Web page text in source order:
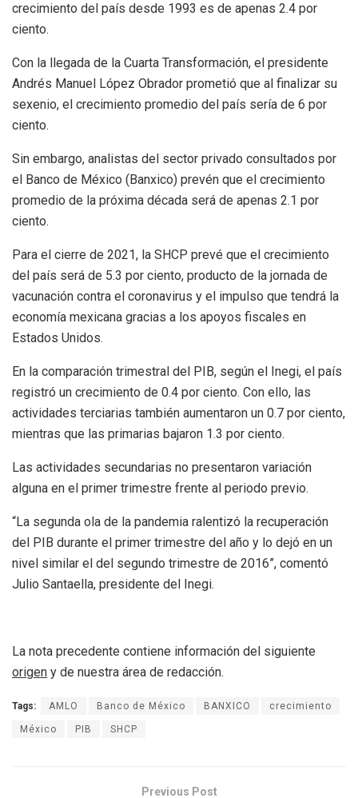
crecimiento del país desde 1993 es de apenas 2.4 por
ciento.
Con la llegada de la Cuarta Transformación, el presidente
Andrés Manuel López Obrador prometió que al finalizar su
sexenio, el crecimiento promedio del país sería de 6 por
ciento.
Sin embargo, analistas del sector privado consultados por
el Banco de México (Banxico) prevén que el crecimiento
promedio de la próxima década será de apenas 2.1 por
ciento.
Para el cierre de 2021, la SHCP prevé que el crecimiento
del país será de 5.3 por ciento, producto de la jornada de
vacunación contra el coronavirus y el impulso que tendrá la
economía mexicana gracias a los apoyos fiscales en
Estados Unidos.
En la comparación trimestral del PIB, según el Inegi, el país
registró un crecimiento de 0.4 por ciento. Con ello, las
actividades terciarias también aumentaron un 0.7 por ciento,
mientras que las primarias bajaron 1.3 por ciento.
Las actividades secundarias no presentaron variación
alguna en el primer trimestre frente al periodo previo.
“La segunda ola de la pandemia ralentizó la recuperación
del PIB durante el primer trimestre del año y lo dejó en un
nivel similar el del segundo trimestre de 2016”, comentó
Julio Santaella, presidente del Inegi.
La nota precedente contiene información del siguiente
origen y de nuestra área de redacción.
Tags: AMLO Banco de México BANXICO crecimiento
México PIB SHCP
Previous Post